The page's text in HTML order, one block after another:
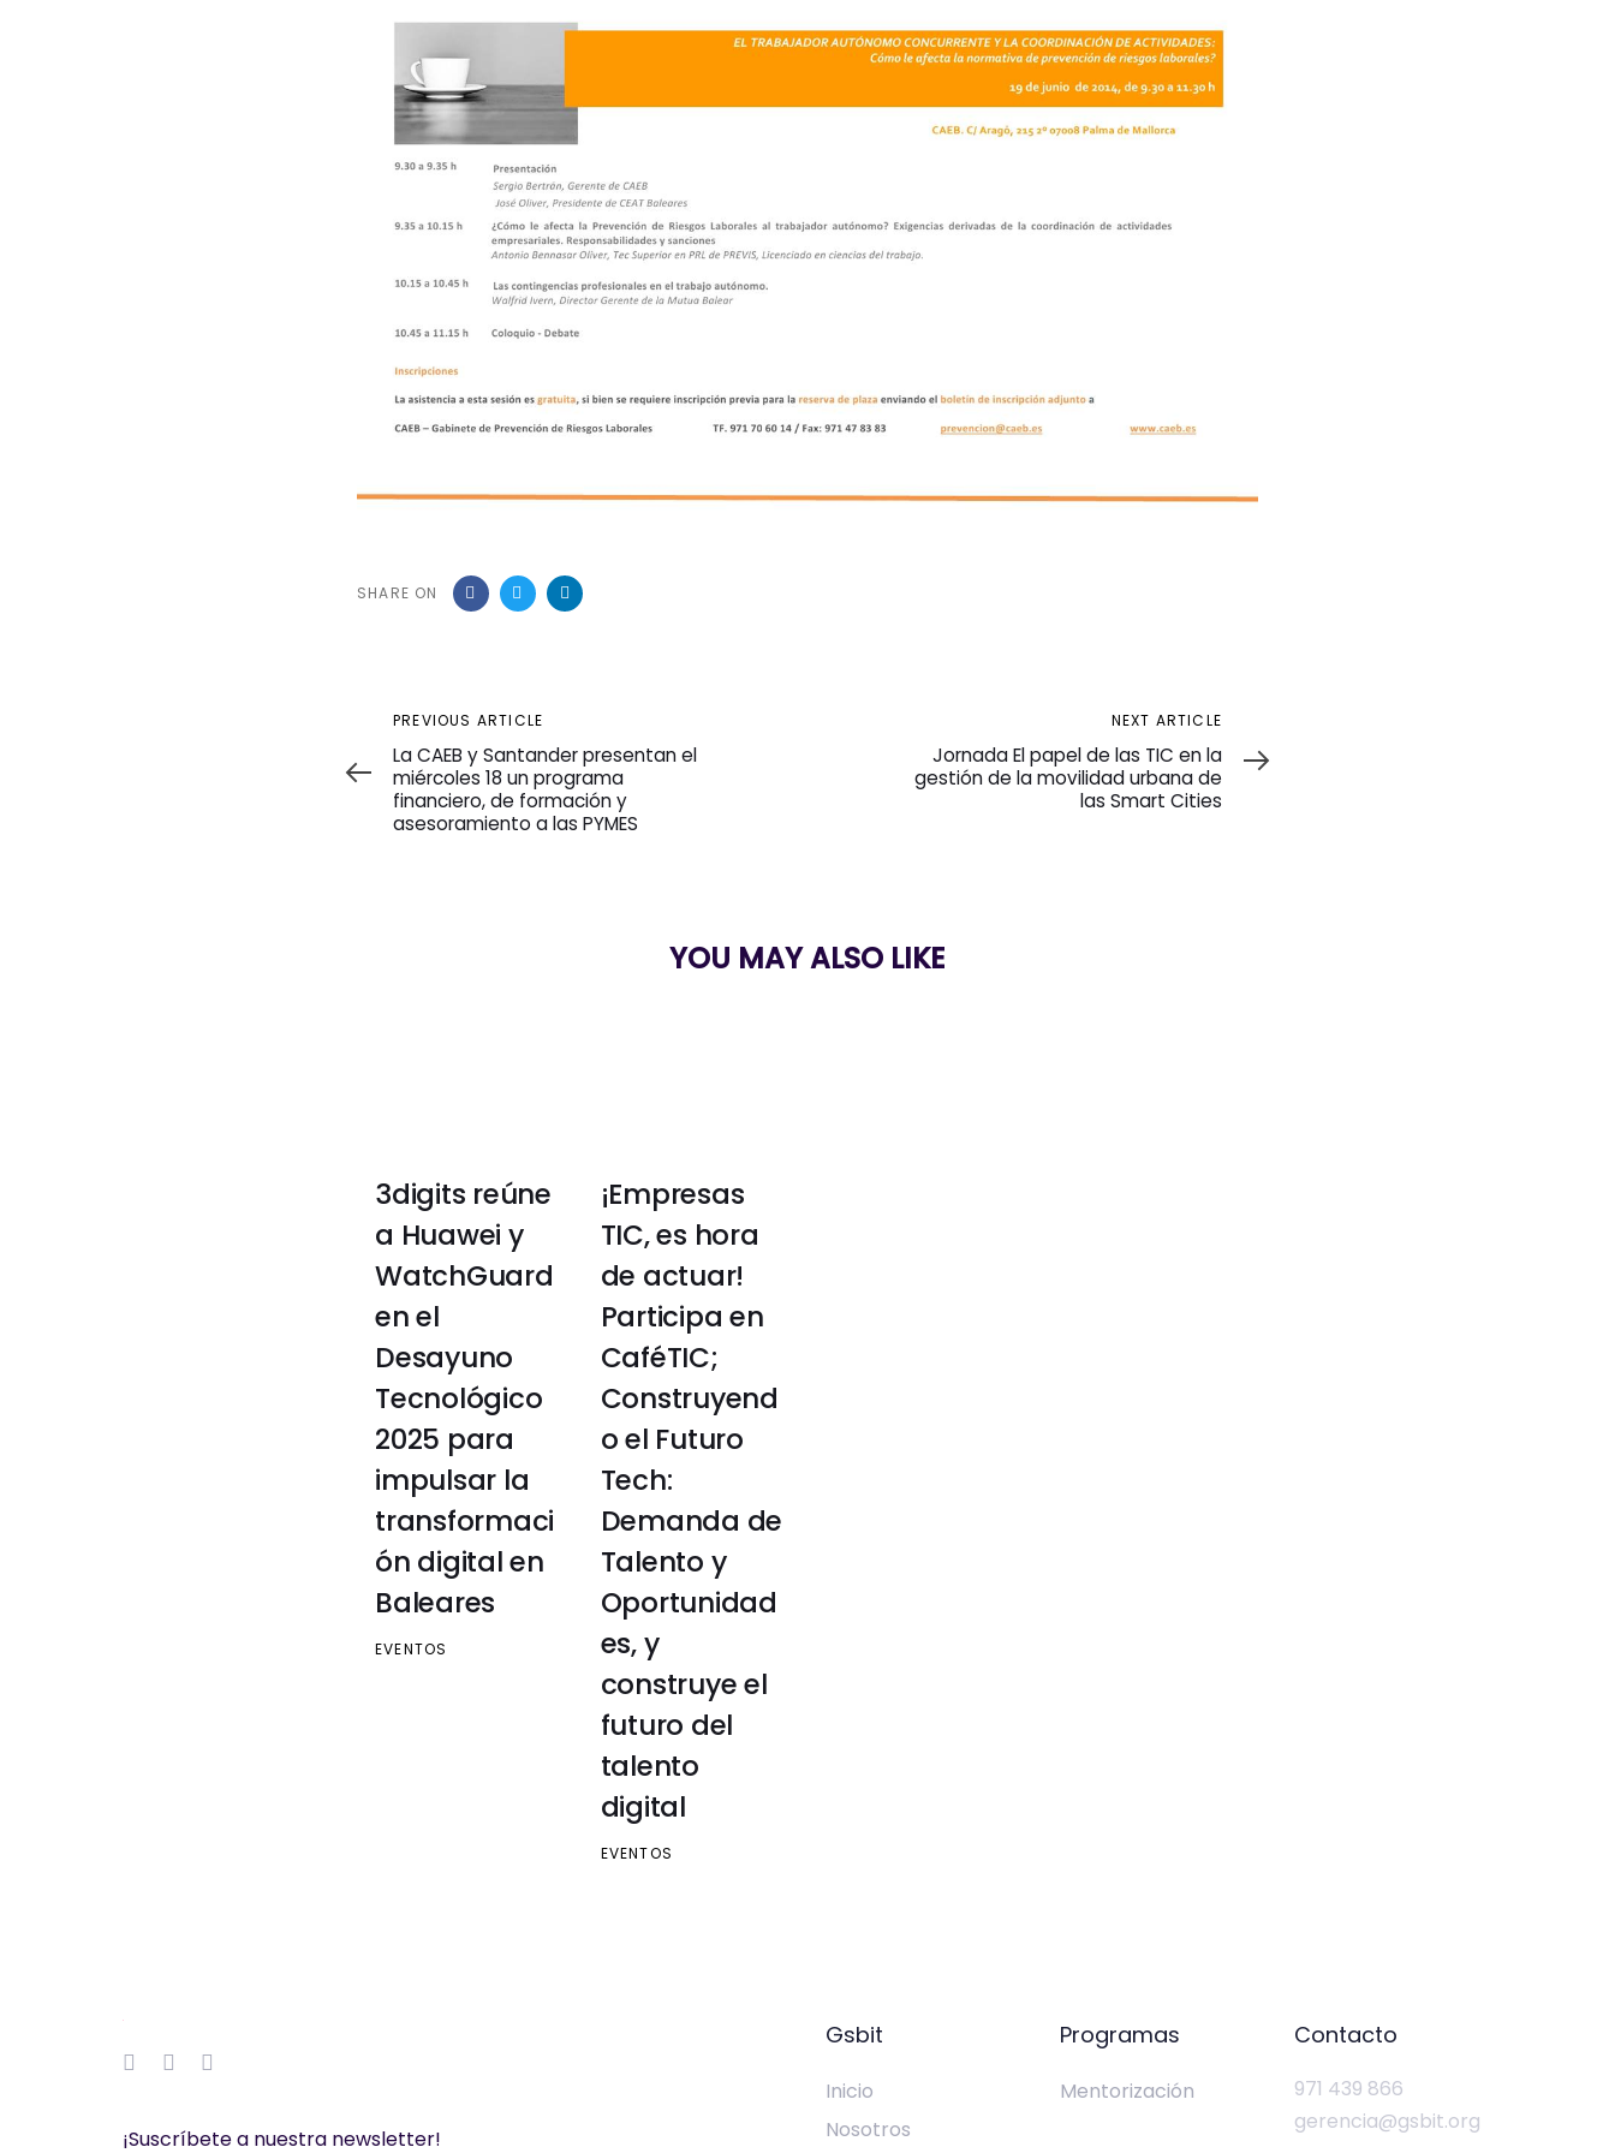
SHARE ON
Previous
Article
PREVIOUS ARTICLE
La CAEB y Santander presentan el
miércoles 18 un programa
financiero, de formación y
asesoramiento a las PYMES
Article
NEXT ARTICLE
Jornada El papel de las TIC en la
gestión de la movilidad urbana de
las Smart Cities
YOU MAY ALSO LIKE
3digits reúne
a Huawei y
WatchGuard
en el
Desayuno
Tecnológico
2025 para
impulsar la
transformaci
ón digital en
Baleares
EVENTOS
¡Empresas
TIC, es hora
de actuar!
Participa en
CaféTIC;
Construyend
o el Futuro
Tech:
Demanda de
Talento y
Oportunidad
es, y
construye el
futuro del
talento
digital
EVENTOS
Gsbit
Inicio
Nosotros
Programas
Mentorización
Contacto
971 439 866
gerencia@gsbit.org